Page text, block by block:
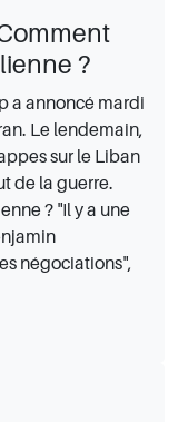
?
a annoncé mardi
Le lendemain,
sur le Liban
de la guerre.
? "Il y a une
négociations",